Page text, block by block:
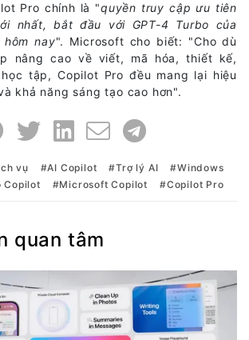
Pro chính là "quyền truy cập ưu tiên
nhất, bắt đầu với GPT-4 Turbo của
nay". Microsoft cho biết: "Cho dù
nâng cao về viết, mã hóa, thiết kế,
tập, Copilot Pro đều mang lại hiệu
khả năng sáng tạo cao hơn".
vụ AI Copilot Trợ lý AI
Windows
Copilot Microsoft Copilot Copilot Pro
quan tâm